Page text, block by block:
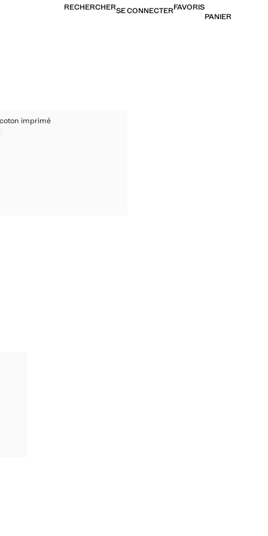
RECHERCHERSE CONNECTERFAVORIS
PANIER
EN COTON IMPRIMÉ
EN COTON IMPRIMÉ
EN COTON IMPRIMÉ
EN COTON IMPRIMÉ
EN COTON IMPRIMÉ
EN COTON IMPRIMÉ
imprimé
EN COTON IMPRIMÉ
[CHF 25,95 ]